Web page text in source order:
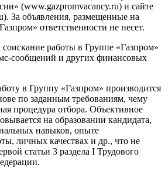
(www.gazpromvacancy.ru) и сайте
За объявления, размещенные на
ответственности не несет.
соискание работы в Группе «Газпром»
сообщений и других финансовых
в Группу «Газпром» производится
по заданным требованиям, чему
процедура отбора. Объективное
на образовании кандидата,
навыков, опыте
личных качествах и др., что не
статьи 3 раздела I Трудового